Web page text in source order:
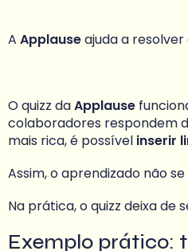
A Applauseajuda a
O quizz daApplause
colaboradores respondem
mais rica, é possível inserir
Assim, o aprendizado não
Na prática, o quizz deixa
Exemplo prático: